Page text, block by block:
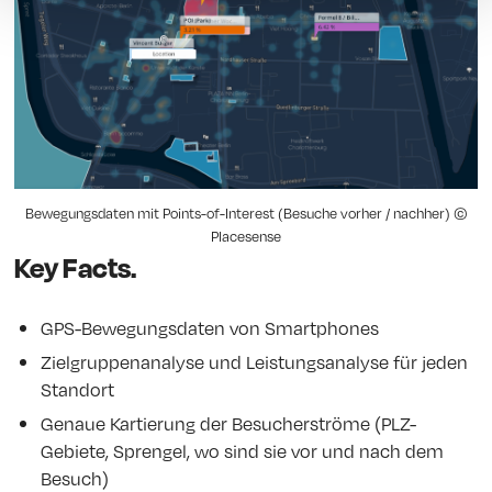
Bewegungsdaten mit Points-of-Interest (Besuche vorher / nachher) ©
Placesense
Key Facts.
GPS-Bewegungsdaten von Smartphones
Zielgruppenanalyse und Leistungsanalyse für jeden
Standort
Genaue Kartierung der Besucherströme (PLZ-
Gebiete, Sprengel, wo sind sie vor und nach dem
Besuch)